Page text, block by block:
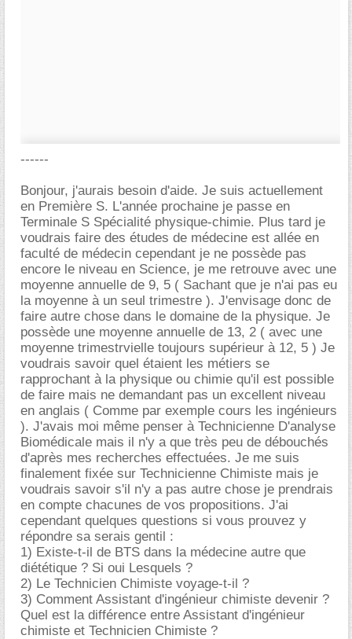
------
Bonjour, j'aurais besoin d'aide. Je suis actuellement
en Première S. L'année prochaine je passe en
Terminale S Spécialité physique-chimie. Plus tard je
voudrais faire des études de médecine est allée en
faculté de médecin cependant je ne possède pas
encore le niveau en Science, je me retrouve avec une
moyenne annuelle de 9, 5 ( Sachant que je n'ai pas eu
la moyenne à un seul trimestre ). J'envisage donc de
faire autre chose dans le domaine de la physique. Je
possède une moyenne annuelle de 13, 2 ( avec une
moyenne trimestrvielle toujours supérieur à 12, 5 ) Je
voudrais savoir quel étaient les métiers se
rapprochant à la physique ou chimie qu'il est possible
de faire mais ne demandant pas un excellent niveau
en anglais ( Comme par exemple cours les ingénieurs
). J'avais moi même penser à Technicienne D'analyse
Biomédicale mais il n'y a que très peu de débouchés
d'après mes recherches effectuées. Je me suis
finalement fixée sur Technicienne Chimiste mais je
voudrais savoir s'il n'y a pas autre chose je prendrais
en compte chacunes de vos propositions. J'ai
cependant quelques questions si vous prouvez y
répondre sa serais gentil :
1) Existe-t-il de BTS dans la médecine autre que
diététique ? Si oui Lesquels ?
2) Le Technicien Chimiste voyage-t-il ?
3) Comment Assistant d'ingénieur chimiste devenir ?
Quel est la différence entre Assistant d'ingénieur
chimiste et Technicien Chimiste ?